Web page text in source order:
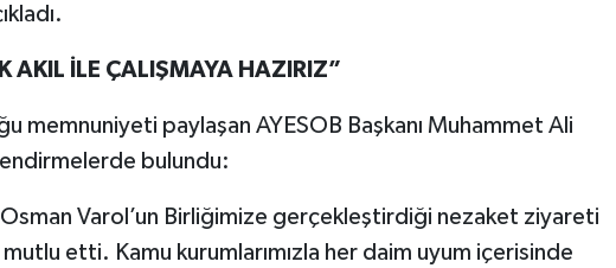
AKIL İLE ÇALIŞMAYA HAZIRIZ”
memnuniyeti paylaşan AYESOB Başkanı Muhammet Ali
bulundu:
Osman Varol’un Birliğimize gerçekleştirdiği nezaket ziyareti
etti. Kamu kurumlarımızla her daim uyum içerisinde